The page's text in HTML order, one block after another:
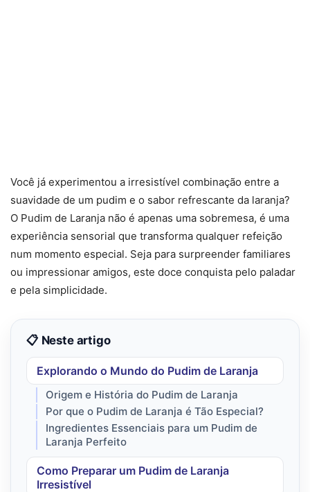
Você já experimentou a irresistível combinação entre a
suavidade de um pudim e o sabor refrescante da laranja?
O Pudim de Laranja não é apenas uma sobremesa, é uma
experiência sensorial que transforma qualquer refeição
num momento especial. Seja para surpreender familiares
ou impressionar amigos, este doce conquista pelo paladar
e pela simplicidade.
📋 Neste artigo
Explorando o Mundo do Pudim de Laranja
Origem e História do Pudim de Laranja
Por que o Pudim de Laranja é Tão Especial?
Ingredientes Essenciais para um Pudim de
Laranja Perfeito
Como Preparar um Pudim de Laranja
Irresistível